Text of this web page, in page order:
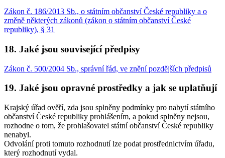
Zákon č. 186/2013 Sb., o státním občanství České republiky a o
změně některých zákonů (zákon o státním občanství České
republiky), § 31
18. Jaké jsou související předpisy
Zákon č. 500/2004 Sb., správní řád, ve znění pozdějších předpisů
19. Jaké jsou opravné prostředky a jak se uplatňují
Krajský úřad ověří, zda jsou splněny podmínky pro nabytí státního
občanství České republiky prohlášením, a pokud splněny nejsou,
rozhodne o tom, že prohlašovatel státní občanství České republiky
nenabyl.
Odvolání proti tomuto rozhodnutí lze podat prostřednictvím úřadu,
který rozhodnutí vydal.